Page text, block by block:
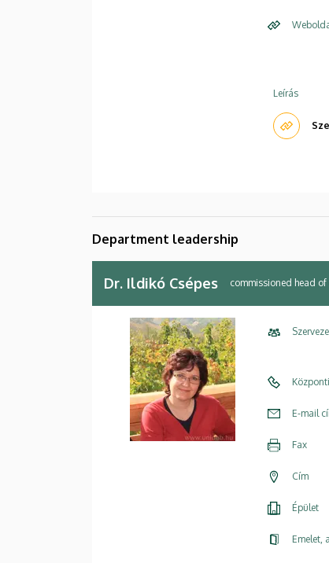
Leírás
Department leadership
Dr. Ildikó Csépes commissioned head
E-mail
Fax
Cím
Épület
Emelet,